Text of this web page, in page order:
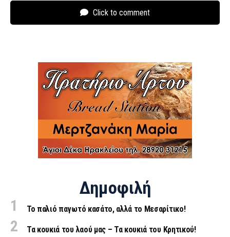
Click to comment
Δημοφιλή
Το παλιό παγωτό κασάτο, αλλά το Μεσαρίτικο!
Τα κουκιά του λαού μας – Τα κουκιά του Κρητικού!